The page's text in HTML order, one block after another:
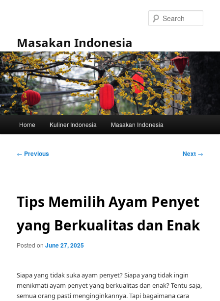
Masakan Indonesia
Home Kuliner Indonesia Masakan Indonesia
Post
← Previous Next →
Tips Memilih Ayam Penyet
yang Berkualitas dan Enak
Posted onJune 27, 2025
Siapa yang tidak suka ayam penyet? Siapa yang tidak ingin
menikmati ayam penyet yang berkualitas dan enak? Tentu saja,
semua orang pasti menginginkannya. Tapi bagaimana cara